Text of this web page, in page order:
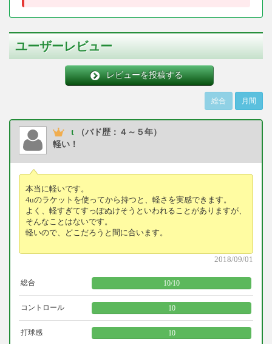
ユーザーレビュー
レビューを投稿する
総合 月間
t
（バド歴：４～５年）
軽い！
本当に軽いです。
4uのラケットを使ってから持つと、軽さを実感できます。
よく、軽すぎてすっぽぬけそうといわれることがありますが、
そんなことはないです。
軽いので、どこだろうと間に合います。
2018/09/01
総合 10/10
コントロール 10
打球感 10